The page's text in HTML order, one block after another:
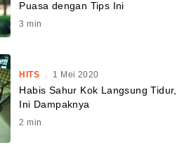
Puasa dengan Tips Ini
3 min
HITS . 1 Mei 2020
Habis Sahur Kok Langsung Tidur,
Ini Dampaknya
2 min